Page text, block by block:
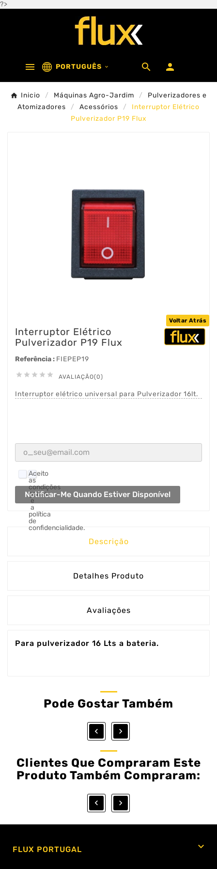
?>
 PORTUGUÊS   
Inicio Máquinas Agro-Jardim
Pulverizadores e
Atomizadores
Acessórios
Interruptor Elétrico
Pulverizador P19 Flux
Voltar Atrás
Interruptor Elétrico
Pulverizador P19 Flux
Referência : FIEPEP19
     AVALIAÇÃO(0)
Interruptor elétrico universal para Pulverizador 16lt.
Aceito
as
condições
gerais
e
a
política
de
confidencialidade.
Notificar-Me Quando Estiver Disponível
Descrição
Detalhes Produto
Avaliações
Para pulverizador 16 Lts a bateria.
Pode Gostar Também
 
Clientes Que Compraram Este
Produto Também Compraram:
 
FLUX PORTUGAL 